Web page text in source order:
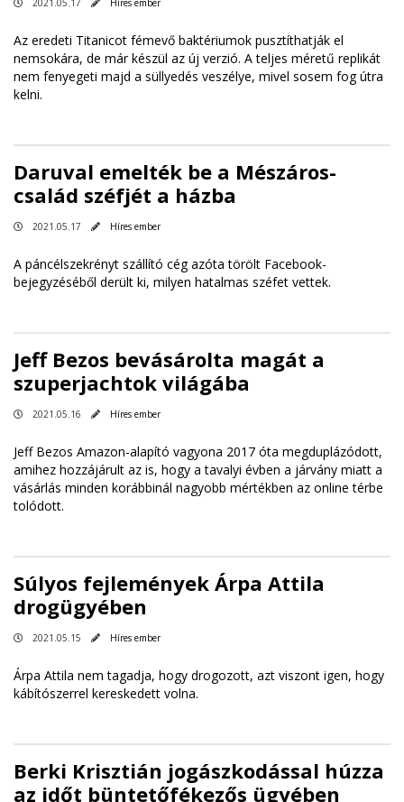
2021.05.17 Híres ember
Az eredeti Titanicot fémevő baktériumok pusztíthatják el
nemsokára, de már készül az új verzió. A teljes méretű replikát
nem fenyegeti majd a süllyedés veszélye, mivel sosem fog útra
kelni.
Daruval emelték be a Mészáros-
család széfjét a házba
2021.05.17 Híres ember
A páncélszekrényt szállító cég azóta törölt Facebook-
bejegyzéséből derült ki, milyen hatalmas széfet vettek.
Jeff Bezos bevásárolta magát a
szuperjachtok világába
2021.05.16 Híres ember
Jeff Bezos Amazon-alapító vagyona 2017 óta megduplázódott,
amihez hozzájárult az is, hogy a tavalyi évben a járvány miatt a
vásárlás minden korábbinál nagyobb mértékben az online térbe
tolódott.
Súlyos fejlemények Árpa Attila
drogügyében
2021.05.15 Híres ember
Árpa Attila nem tagadja, hogy drogozott, azt viszont igen, hogy
kábítószerrel kereskedett volna.
Berki Krisztián jogászkodással húzza
az időt büntetőfékezős ügyében